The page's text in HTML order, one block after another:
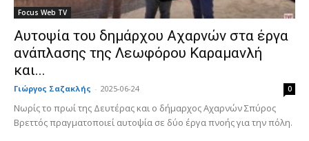
Focus Web TV
Αυτοψία του δημάρχου Αχαρνών στα έργα
ανάπλασης της Λεωφόρου Καραμανλή
και...
Γιώργος Σαζακλής - 2025-06-24 0
Νωρίς το πρωί της Δευτέρας και ο δήμαρχος Αχαρνών Σπύρος
Βρεττός πραγματοποιεί αυτοψία σε δύο έργα πνοής για την πόλη.